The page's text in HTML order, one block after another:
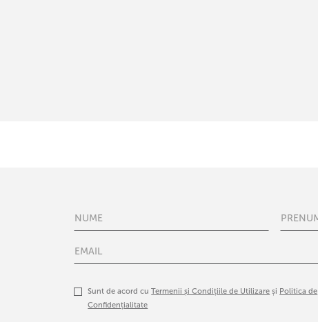
Sunt de acord cuTermenii și Condițiile de Utilizare și Politica de
Confidențialitate